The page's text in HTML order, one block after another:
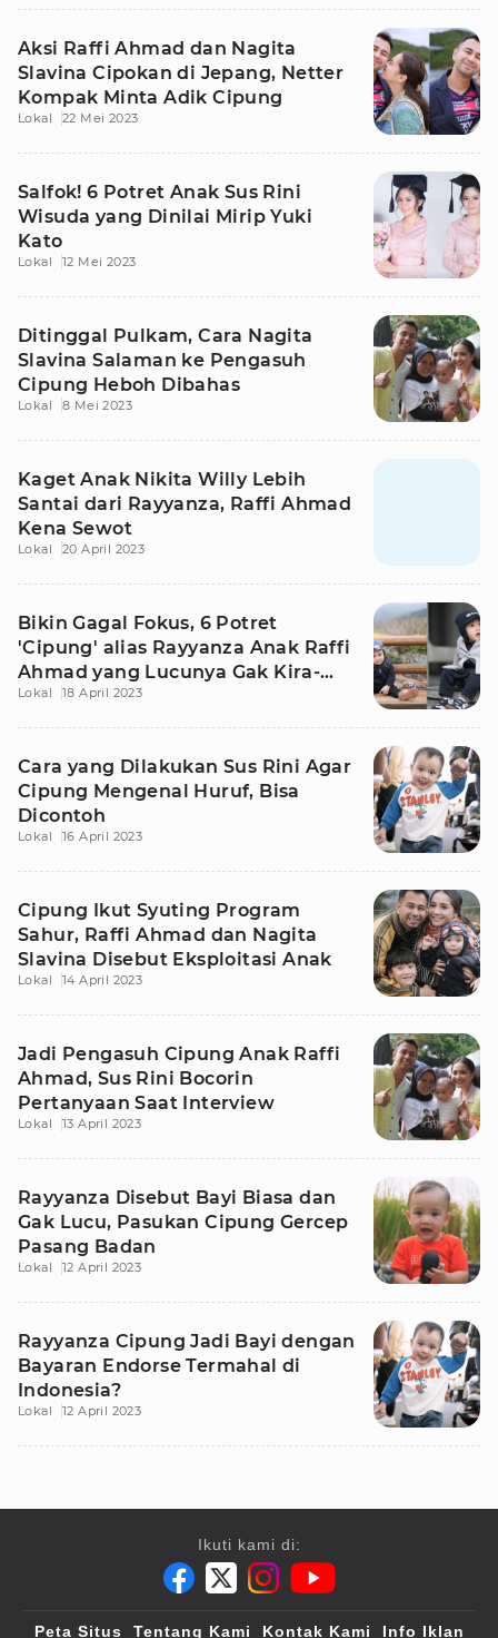
Aksi Raffi Ahmad dan Nagita
Slavina Cipokan di Jepang, Netter
Kompak Minta Adik Cipung
Lokal 22 Mei 2023
Salfok! 6 Potret Anak Sus Rini
Wisuda yang Dinilai Mirip Yuki
Kato
Lokal 12 Mei 2023
Ditinggal Pulkam, Cara Nagita
Slavina Salaman ke Pengasuh
Cipung Heboh Dibahas
Lokal 8 Mei 2023
Kaget Anak Nikita Willy Lebih
Santai dari Rayyanza, Raffi Ahmad
Kena Sewot
Lokal 20 April 2023
Bikin Gagal Fokus, 6 Potret
'Cipung' alias Rayyanza Anak Raffi
Ahmad yang Lucunya Gak Kira-
Kira
Lokal 18 April 2023
Cara yang Dilakukan Sus Rini Agar
Cipung Mengenal Huruf, Bisa
Dicontoh
Lokal 16 April 2023
Cipung Ikut Syuting Program
Sahur, Raffi Ahmad dan Nagita
Slavina Disebut Eksploitasi Anak
Lokal 14 April 2023
Jadi Pengasuh Cipung Anak Raffi
Ahmad, Sus Rini Bocorin
Pertanyaan Saat Interview
Lokal 13 April 2023
Rayyanza Disebut Bayi Biasa dan
Gak Lucu, Pasukan Cipung Gercep
Pasang Badan
Lokal 12 April 2023
Rayyanza Cipung Jadi Bayi dengan
Bayaran Endorse Termahal di
Indonesia?
Lokal 12 April 2023
Ikuti kami di:
Peta Situs Tentang Kami Kontak Kami Info Iklan